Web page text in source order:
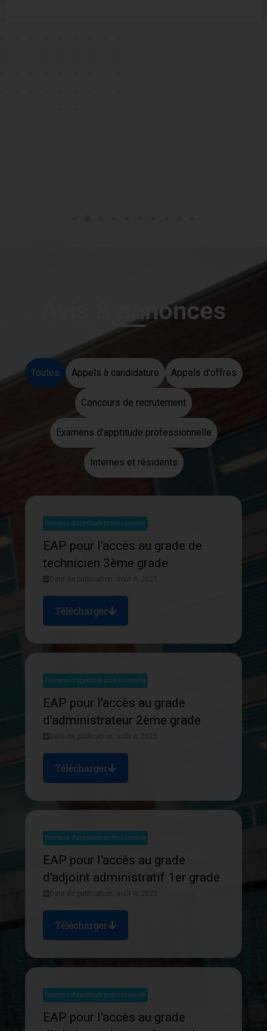
Avis & annonces
Toutes Appels à candidature Appels d'offres
Concours de recrutement
Examens d'apptitude professionnelle
Internes et résidents
Examens d'apptitude professionnelle
EAP pour l'accès au grade de
technicien 3ème grade
Date de publication: août 4, 2025
Télécharger
Examens d'apptitude professionnelle
EAP pour l'accès au grade
d'administrateur 2ème grade
Date de publication: août 4, 2025
Télécharger
Examens d'apptitude professionnelle
EAP pour l'accès au grade
d'adjoint administratif 1er grade
Date de publication: août 4, 2025
Télécharger
Examens d'apptitude professionnelle
EAP pour l'accès au grade